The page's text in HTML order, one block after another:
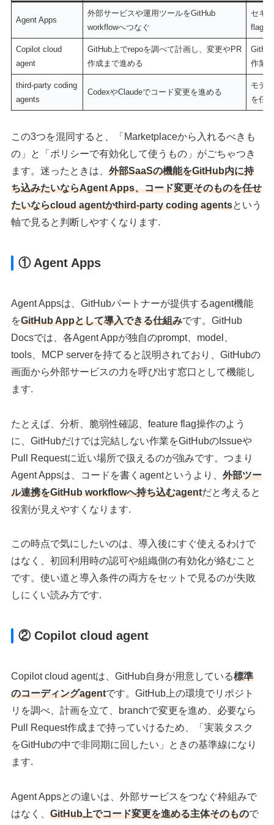
Agent Apps
外部サービスや運用ツールをGitHub
workflowへつなぐ
セキ
flag操
Copilot cloud
agent
GitHub上でrepoを調べて計画し、変更やPR
作成まで進める
作業
third-party coding
agents
CodexやClaudeでコード変更を進める
モデ
を任
この3つを混同すると、「Marketplaceから入れるべきも
の」と「ポリシーで有効化して使うもの」がごちゃつき
ます。迷ったときは、外部SaaSの機能をGitHub内に持
ち込みたいならAgent Apps、コード変更そのものを任せ
たいならcloud agentかthird-party coding agentsという
軸で見ると判断しやすくなります.
① Agent Apps
Agent Appsは、GitHubパートナーが提供するagent機能
をGitHub Appとして導入できる仕組みです。GitHub
Docsでは、各Agent Appが独自のprompt、model、
tools、MCP serverを持てると説明されており、GitHubの
画面から外部サービスの力を呼び出す窓口として機能し
ます.
たとえば、分析、脆弱性確認、feature flag操作のよう
に、GitHubだけでは完結しない作業をGitHubのIssueや
Pull Requestに近い場所で扱えるのが強みです。つまり
Agent Appsは、コードを書くagentというより、外部ツー
ル連携をGitHub workflowへ持ち込むagentだと考えると
役割が見えやすくなります.
この時点で気にしたいのは、導入後にすぐ使えるわけで
はなく、初回利用時の認可や組織側の有効化が絡むこと
です。使い道と導入条件の両方をセットで見るのが失敗
しにくい読み方です.
② Copilot cloud agent
Copilot cloud agentは、GitHub自身が用意している標準
のコーディングagentです。GitHub上の環境でリポジト
リを調べ、計画を立て、branchで変更を進め、必要なら
Pull Request作成まで持っていけるため、「実装タスク
をGitHubの中で非同期に回したい」ときの基準線になり
ます.
Agent Appsとの違いは、外部サービスをつなぐ枠組みで
はなく、GitHub上でコード変更を進める主体そのもので